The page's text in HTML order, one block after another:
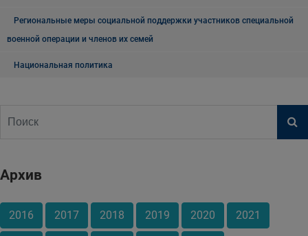
Региональные меры социальной поддержки участников специальной
военной операции и членов их семей
Национальная политика
Архив
2016 2017 2018 2019 2020 2021